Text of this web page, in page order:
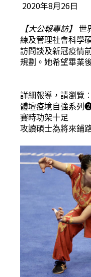
2020年8月26日
【大公報專訪】
世
練及管理社會科學
訪問談及新冠疫情
規劃。她希望畢業
詳細報導，請瀏覽︰
體壇疫境自強系列
賽時功架十足
攻讀碩士為將來鋪